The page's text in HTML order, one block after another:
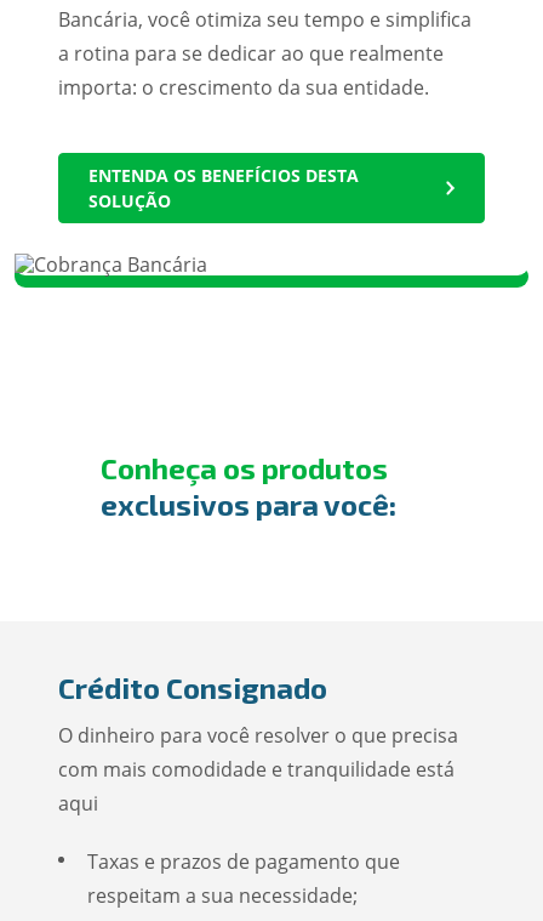
Bancária, você otimiza seu tempo e simplifica
a rotina para se dedicar ao que realmente
importa: o crescimento da sua entidade.
ENTENDA OS BENEFÍCIOS DESTA
SOLUÇÃO
Conheça os produtos
exclusivos para você:
Crédito Consignado
O dinheiro para você resolver o que precisa
com mais comodidade e tranquilidade está
aqui
Taxas e prazos de pagamento que
respeitam a sua necessidade;